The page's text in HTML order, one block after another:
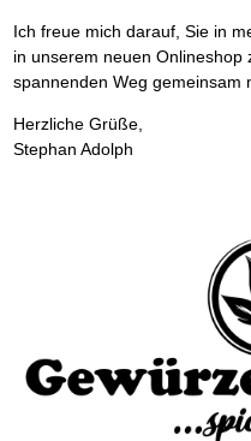
Ich freue mich darauf, Sie in
in unserem neuen Onlineshop
spannenden Weg gemeinsam
Herzliche Grüße,
Stephan Adolph